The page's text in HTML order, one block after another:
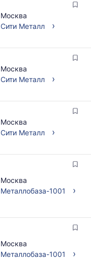
Москва
Сити Металл
›
Москва
Сити Металл
›
Москва
Сити Металл
›
Москва
Металлобаза-1001
›
Москва
Металлобаза-1001
›